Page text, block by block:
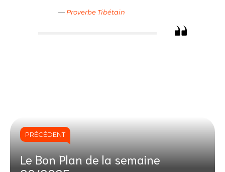
— Proverbe Tibétain
PRÉCÉDENT
Le Bon Plan de la semaine